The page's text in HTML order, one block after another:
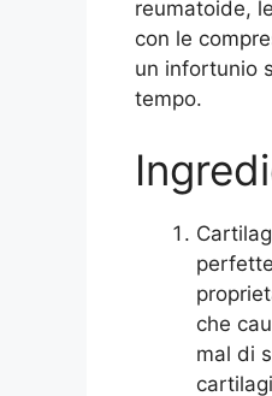
reumatoide,
con le
un infortunio
tempo.
che
mal di